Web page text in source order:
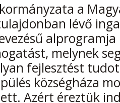
a
lévő
melynek
fejlesztést
községháza
Azért éreztük